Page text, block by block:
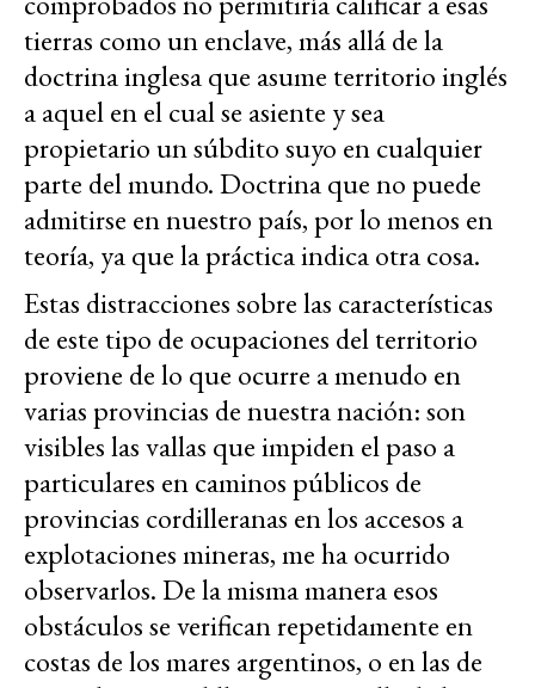
tierras como un enclave, más allá de la
doctrina inglesa que asume territorio inglés
a aquel en el cual se asiente y sea
propietario un súbdito suyo en cualquier
parte del mundo. Doctrina que no puede
admitirse en nuestro país, por lo menos en
teoría, ya que la práctica indica otra cosa.
Estas distracciones sobre las características
de este tipo de ocupaciones del territorio
proviene de lo que ocurre a menudo en
varias provincias de nuestra nación: son
visibles las vallas que impiden el paso a
particulares en caminos públicos de
provincias cordilleranas en los accesos a
explotaciones mineras, me ha ocurrido
observarlos. De la misma manera esos
obstáculos se verifican repetidamente en
costas de los mares argentinos, o en las de